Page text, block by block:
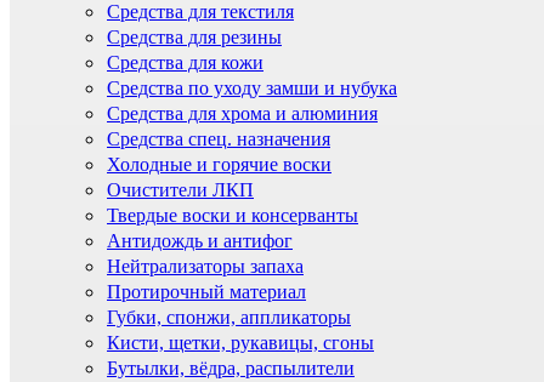
Средства для текстиля
Средства для резины
Средства для кожи
Средства по уходу замши и нубука
Средства для хрома и алюминия
Средства спец. назначения
Холодные и горячие воски
Очистители ЛКП
Твердые воски и консерванты
Антидождь и антифог
Нейтрализаторы запаха
Протирочный материал
Губки, спонжи, аппликаторы
Кисти, щетки, рукавицы, сгоны
Бутылки, вёдра, распылители